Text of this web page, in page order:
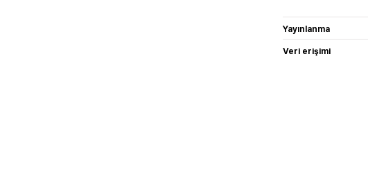
Yayınlanma
Veri erişimi